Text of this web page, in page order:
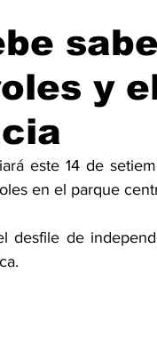
y
este 14 de
en el parque
desfile de